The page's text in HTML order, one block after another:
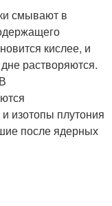
смывают в
кислее, и
растворяются.
изотопы плутония
после ядерных